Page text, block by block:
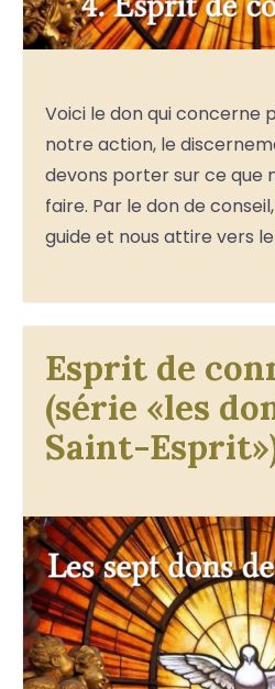
Voici le don qui concerne
notre action, le
devons porter sur ce que
faire. Par le don de
guide et nous attire vers
Esprit de
(série «les
Saint-